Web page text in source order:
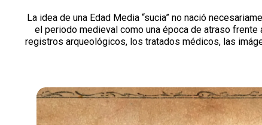
La idea de una Edad Media “sucia” no nació
el periodo medieval como una época de atraso
registros arqueológicos, los tratados médicos, las